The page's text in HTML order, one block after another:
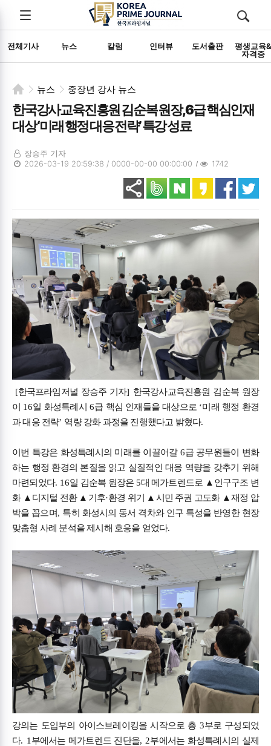
전체기사 뉴스 칼럼 인터뷰 도서출판
평생교육
자격증
전체메뉴 검색
열기/
뉴스 중장년 강사 뉴스
한국강사교육진흥원 김순복 원장, 6급 핵심인재
대상 ‘미래 행정 대응 전략’ 특강 성료
장승주 기자
2026-03-19 20:59:38 / 0000-00-00 00:00:00
1742
[한국프라임저널 장승주 기자] 한국강사교육진흥원 김순복 원장
이 16일 화성특례시6급 핵심 인재들을 대상으로 ‘미래 행정 환경
과 대응 전략’ 역량 강화 과정을 진행했다고 밝혔다.
이번 특강은 화성특례시의 미래를 이끌어갈 6급 공무원들이 변화
하는 행정 환경의 본질을 읽고 실질적인 대응 역량을 갖추기 위해
마련되었다. 16일 김순복 원장은 5대 메가트렌드로 ▲ 인구구조 변
화 ▲ 디지털 전환 ▲ 기후·환경 위기 ▲ 시민 주권 고도화 ▲재정 압
박을 꼽으며, 특히 화성시의 동서 격차와 인구 특성을 반영한 현장
맞춤형 사례 분석을 제시해 호응을 얻었다.
강의는 도입부의 아이스브레이킹을 시작으로 총 3부로 구성되었
다. 1 부에서는 메가트렌드 진단을, 2부에서는 화성특례시의 실제